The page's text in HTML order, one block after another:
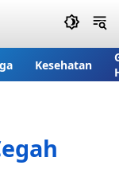
Kesehatan